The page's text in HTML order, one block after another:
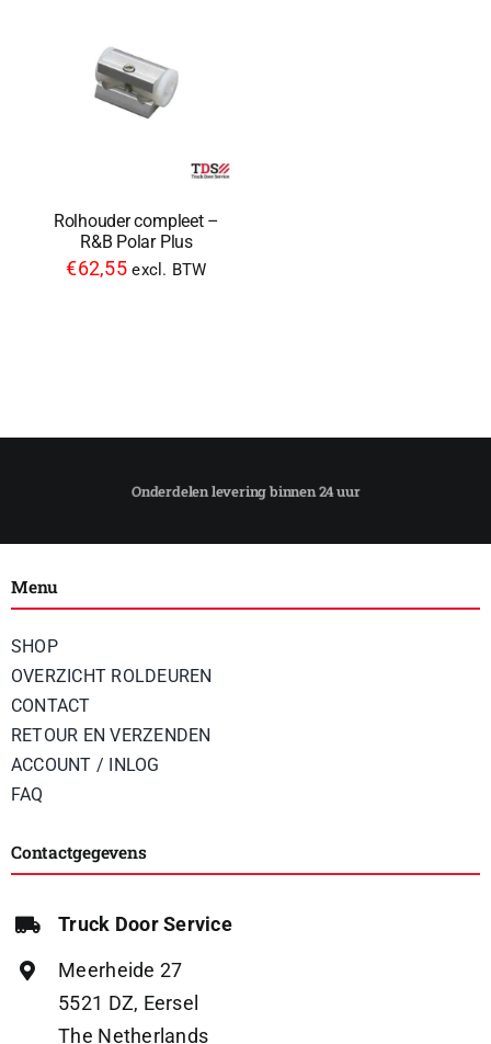
Rolhouder compleet –
R&B Polar Plus
€62,55 excl. BTW
Menu
SHOP
OVERZICHT ROLDEUREN
CONTACT
RETOUR EN VERZENDEN
ACCOUNT / INLOG
FAQ
Contactgegevens
Truck Door Service
Meerheide 27
5521 DZ, Eersel
The Netherlands